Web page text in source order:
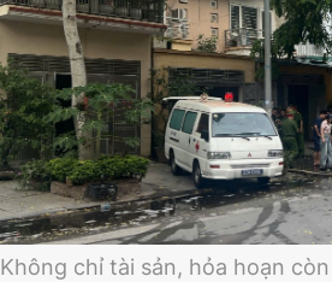
Không chỉ tài sản, hỏa hoạn